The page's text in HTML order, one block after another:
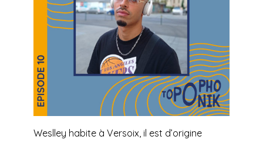
Weslley habite à Versoix, il est d’origine